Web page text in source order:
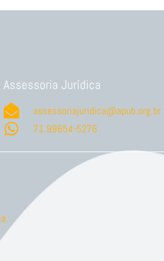
Assessoria Jurídica
assessoriajuridica@apub.org.br
71.99654-5276